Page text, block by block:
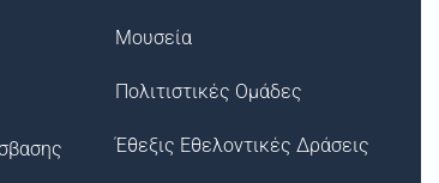
Μουσεία
Πολιτιστικές Ομάδες
Έθεξις Εθελοντικές Δράσεις